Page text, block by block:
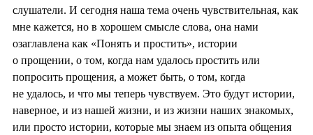
слушатели. И сегодня наша тема очень чувствительная, как
мне кажется, но в хорошем смысле слова, она нами
озаглавлена как «Понять и простить», истории
о прощении, о том, когда нам удалось простить или
попросить прощения, а может быть, о том, когда
не удалось, и что мы теперь чувствуем. Это будут истории,
наверное, и из нашей жизни, и из жизни наших знакомых,
или просто истории, которые мы знаем из опыта общения